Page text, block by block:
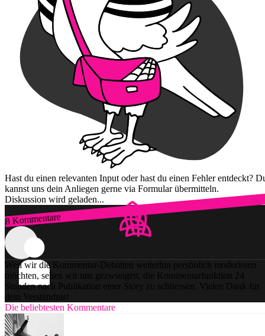
Hast du einen relevanten Input oder hast du einen Fehler entdeckt?
kannst uns dein Anliegen gerne via Formular übermitteln.
Diskussion wird geladen...
8 Kommentare
Zum Login
Weil wir die Kommentar-Debatten weiterhin persönlich moderieren
möchten, sehen wir uns gezwungen, die Kommentarfunktion 24
Stunden nach Publikation einer Story zu schliessen. Vielen Dank für
dein Verständnis!
Die beliebtesten Kommentare